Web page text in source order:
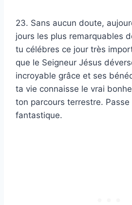
23. Sans aucun doute,
jours les plus remarquables
tu célébres ce jour très
que le Seigneur Jésus
incroyable grâce et ses
ta vie connaisse le vrai
ton parcours terrestre. Passe
fantastique.